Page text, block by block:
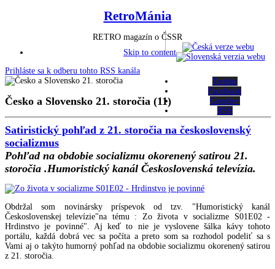
RetroMánia
RETRO magazín o ČSSR
Twitter
Facebook
Google+
RSS
Skip to content
Prihláste sa k odberu tohto RSS kanála
Česko a Slovensko 21. storočia (11)
Satiristický pohľad z 21. storočia na československý
socializmus
Pohľad na obdobie socializmu okorenený satirou 21.
storočia .Humoristický kanál Československá televízia.
Obdržal som novinársky príspevok od tzv. "Humoristický kanál
Československej televízie"na tému : Zo života v socializme S01E02 -
Hrdinstvo je povinné". Aj keď to nie je vyslovene šálka kávy tohoto
portálu, každá dobrá vec sa počíta a preto som sa rozhodol podeliť sa s
Vami aj o takýto humorný pohľad na obdobie socializmu okorenený satirou
z 21. storočia.